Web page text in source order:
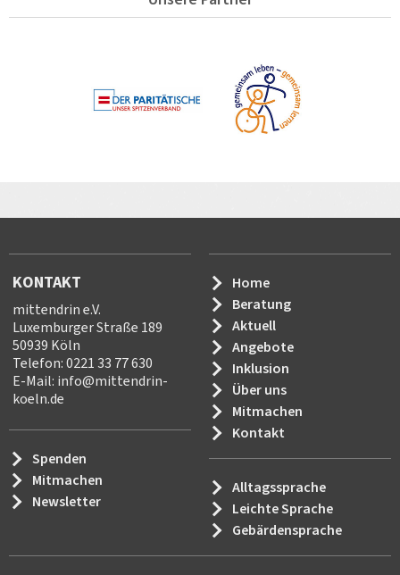
KONTAKT
mittendrin e.V.
Luxemburger Straße 189
50939 Köln
Telefon: 0221 33 77 630
E-Mail: info@mittendrin-
koeln.de
Spenden
Mitmachen
Newsletter
Home
Beratung
Aktuell
Angebote
Inklusion
Über uns
Mitmachen
Kontakt
Alltagssprache
Leichte Sprache
Gebärdensprache